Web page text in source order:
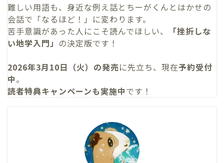
難しい用語も、身近な例え話とちーがくんとはかせの
会話で「なるほど！」に変わります。
苦手意識があった人にこそ読んでほしい、
「挫折しな
い地学入門」 の決定版です！
2026年3月10日（火）の発売に先立ち、現在予約受付
中。
読者特典キャンペーンも実施中です！